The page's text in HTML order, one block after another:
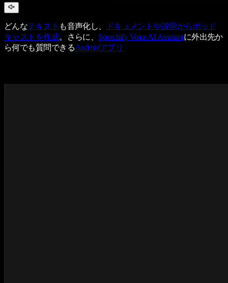
どんなテキスト も音声化し、
ドキュメントや説明からポッド
キャストを作成。さらに、 Speechify Voice AI Assistantに外出先か
ら何でも質問できるAndroidアプリ